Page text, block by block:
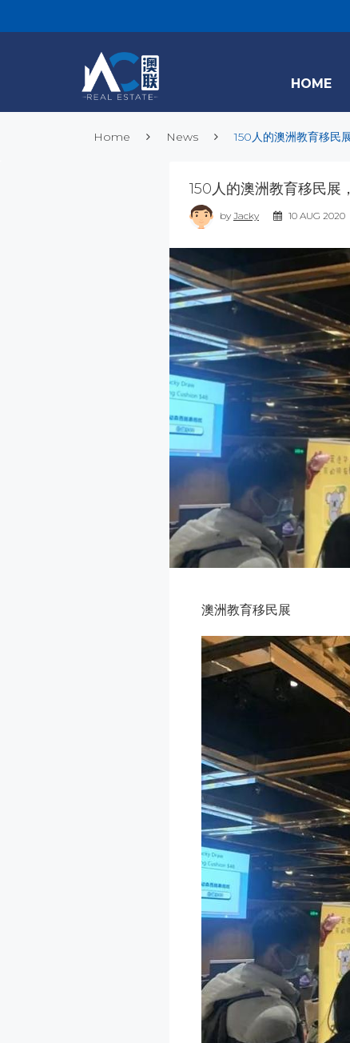
HOME
Home News 150人的澳洲教育移民
150人的澳洲教育移民展
by Jacky 10 AUG 2020
澳洲教育移民展